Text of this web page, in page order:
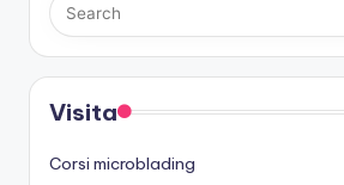
Visita
Corsi microblading